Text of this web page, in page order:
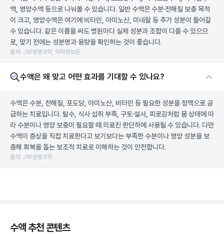
액, 영양수액 등으로 나눠볼 수 있습니다. 일반 수액은 수분·전해질 보충 목적
이 크고, 영양수액은 여기에 비타민, 아미노산, 미네랄 등 추가 성분이 들어갈
수 있습니다. 같은 이름을 써도 병원마다 실제 성분과 조합이 다를 수 있으므
로, 맞기 전에는 성분명과 용량을 확인하는 것이 좋습니다.
출처: JW생명과학, 약학정보원
수액은 왜 맞고 어떤 효과를 기대할 수 있나요?
수액은 수분, 전해질, 포도당, 아미노산, 비타민 등 필요한 성분을 정맥으로 공
급하는 치료입니다. 탈수, 식사 섭취 부족, 구토·설사, 피로감처럼 몸 상태에 따
라 수분이나 영양 보충이 필요할 때 의료진 판단하에 사용될 수 있습니다. 다만
수액이 증상을 직접 치료한다고 보기보다는 부족한 수분이나 영양 성분을 보
충해 회복을 돕는 보조적 치료로 이해하는 것이 안전합니다.
출처: JW생명과학
수액 추천 콘텐츠